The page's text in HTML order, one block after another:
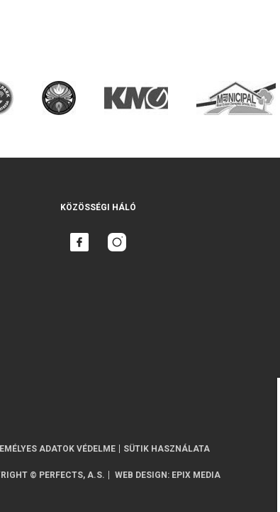
KÖZÖSSÉGI HÁLÓ
ADATOK VÉDELME SÜTIK HASZNÁLATA
© PERFECTS, A.S. WEB DESIGN : EPIX MEDIA